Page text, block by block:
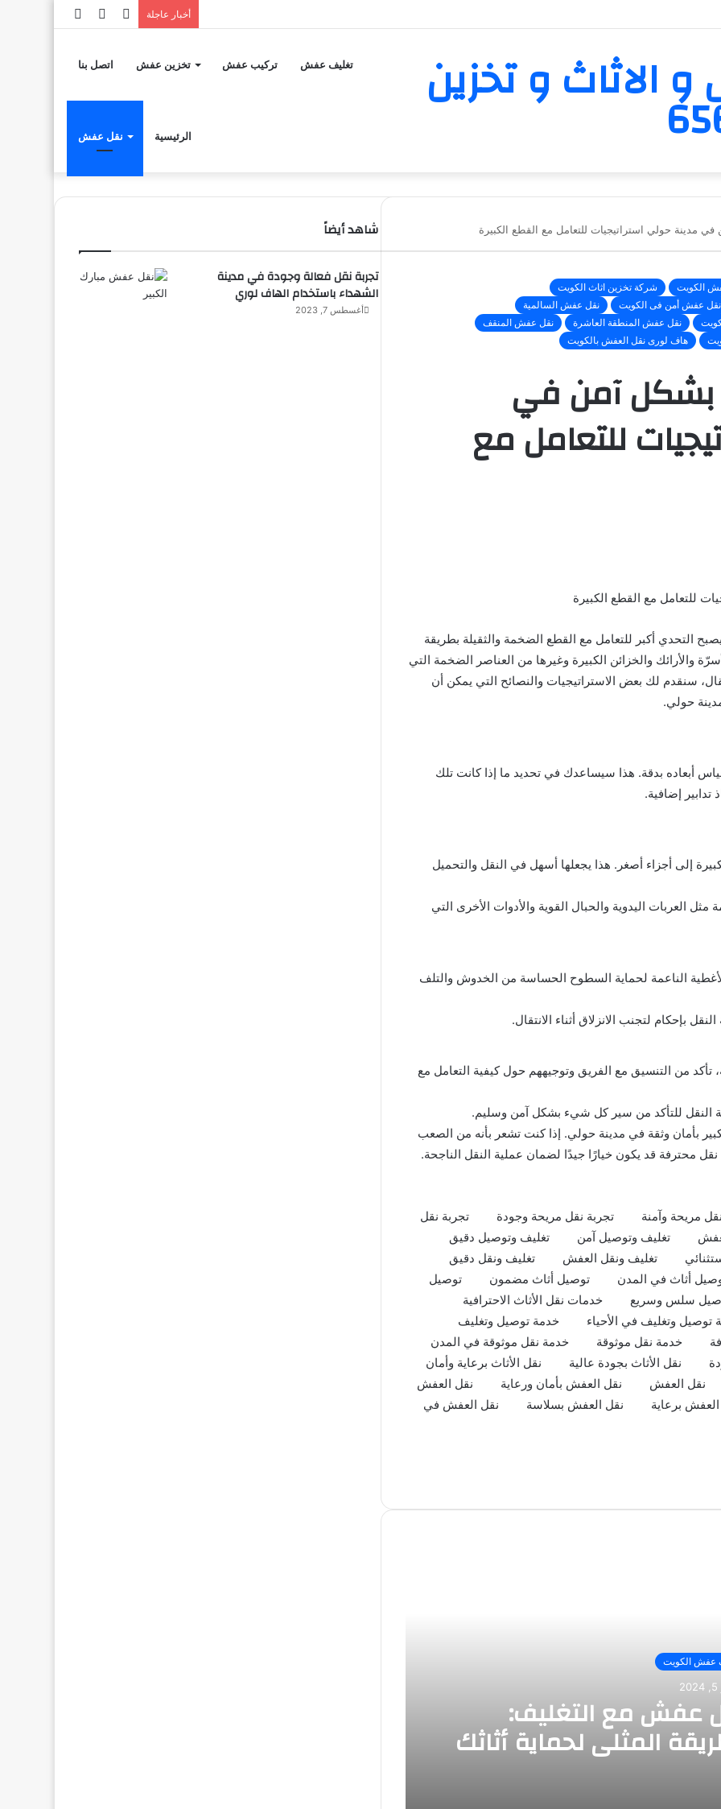
أخبار عاجلة
إضافة
جانبي
مقالتسجيل
الاثاث و تخزين اتصل بنا تخزين عفش تركيب عفش تغليف عفش
نقل عفش الرئيسية
مدينة حولي استراتيجيات للتعامل مع القطع الكبيرة
الكويت
شركة تخزين اثاث الكويت
نقل عفش أمن فى الكويت
نقل عفش السالمية
نقل عفش المنطقة العاشرة
نقل عفش المنقف
هاف لورى نقل العفش بالكويت
بشكل آمن في
للتعامل مع
للتعامل مع القطع الكبيرة
التحدي أكبر للتعامل مع القطع الضخمة والثقيلة بطريقة
والأرائك والخزائن الكبيرة وغيرها من العناصر الضخمة التي
سنقدم لك بعض الاستراتيجيات والنصائح التي يمكن أن
حولي.
أبعاده بدقة. هذا سيساعدك في تحديد ما إذا كانت تلك
إضافية.
إلى أجزاء أصغر. هذا يجعلها أسهل في النقل والتحميل
مثل العربات اليدوية والحبال القوية والأدوات الأخرى التي
الناعمة لحماية السطوح الحساسة من الخدوش والتلف
بإحكام لتجنب الانزلاق أثناء الانتقال.
من التنسيق مع الفريق وتوجيههم حول كيفية التعامل مع
النقل للتأكد من سير كل شيء بشكل آمن وسليم.
بأمان وثقة في مدينة حولي. إذا كنت تشعر بأنه من الصعب
محترفة قد يكون خيارًا جيدًا لضمان عملية النقل الناجحة.
مريحة وآمنة تجربة نقل مريحة وجودة
تجربة نقل
تغليف وتوصيل آمن
تغليف وتوصيل دقيق
تغليف ونقل العفش
تغليف ونقل دقيق
أثاث في المدن توصيل أثاث مضمون
توصيل
سلس وسريع
خدمات نقل الأثاث الاحترافية
توصيل وتغليف في الأحياء
خدمة توصيل وتغليف
خدمة نقل موثوقة
خدمة نقل موثوقة في المدن
نقل الأثاث بجودة عالية
نقل الأثاث برعاية وأمان
نقل العفش نقل العفش بأمان ورعاية
نقل العفش
برعاية نقل العفش بسلاسة
نقل العفش في
عفش الكويت
عفش مع التغليف:
المثلى لحماية أثاثك
الانتقال
شاهد أيضاً
تجربة نقل فعالة وجودة في مدينة
الشهداء باستخدام الهاف لوري
أغسطس 7, 2023